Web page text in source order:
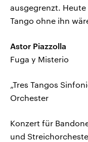
ausgegrenzt.
Tango ohne ihn
Astor Piazzolla
Fuga y Misterio
„Tres Tangos
Orchester
Konzert für
und